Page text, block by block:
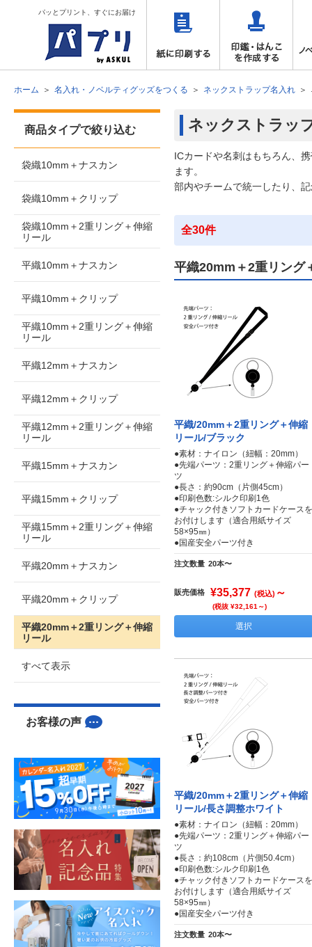
パッとプリント、すぐにお届け
ホーム 名入れ・ノベルティグッズをつくる ネックストラップ名入れ
ネックストラッ
ICカードや名刺はもちろん、
ます。
部内やチームで統一したり、
全30件
平織20mm＋2重リング
平織/20mm＋2重リング＋伸縮
リール/ブラック
●素材：ナイロン（紐幅：20mm）
●先端パーツ：2重リング＋伸縮パー
ツ
●長さ：約90cm（片側45cm）
●印刷色数:シルク印刷1色
●チャック付きソフトカードケースを
お付けします（適合用紙サイズ
58×95㎜）
●国産安全パーツ付き
注文数量 20本〜
販売価格 ¥35,377 (税込) ～
(税抜 ¥32,161～)
選択
平織/20mm＋2重リング＋伸縮
リール/長さ調整ホワイト
●素材：ナイロン（紐幅：20mm）
●先端パーツ：2重リング＋伸縮パー
ツ
●長さ：約108cm（片側50.4cm）
●印刷色数:シルク印刷1色
●チャック付きソフトカードケースを
お付けします（適合用紙サイズ
58×95㎜）
●国産安全パーツ付き
注文数量 20本〜
商品タイプで絞り込む
袋織10mm＋ナスカン
袋織10mm＋クリップ
袋織10mm＋2重リング＋伸縮
リール
平織10mm＋ナスカン
平織10mm＋クリップ
平織10mm＋2重リング＋伸縮
リール
平織12mm＋ナスカン
平織12mm＋クリップ
平織12mm＋2重リング＋伸縮
リール
平織15mm＋ナスカン
平織15mm＋クリップ
平織15mm＋2重リング＋伸縮
リール
平織20mm＋ナスカン
平織20mm＋クリップ
平織20mm＋2重リング＋伸縮
リール
すべて表示
お客様の声